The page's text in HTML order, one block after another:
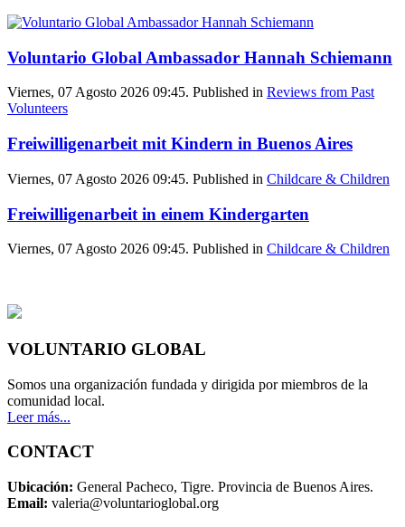
Voluntario Global Ambassador Hannah Schiemann
Viernes, 07 Agosto 2026 09:45. Published in Reviews from Past
Volunteers
Freiwilligenarbeit mit Kindern in Buenos Aires
Viernes, 07 Agosto 2026 09:45. Published in Childcare & Children
Freiwilligenarbeit in einem Kindergarten
Viernes, 07 Agosto 2026 09:45. Published in Childcare & Children
VOLUNTARIO GLOBAL
Somos una organización fundada y dirigida por miembros de la
comunidad local.
Leer más...
CONTACT
Ubicación: General Pacheco, Tigre. Provincia de Buenos Aires.
Email: valeria@voluntarioglobal.org